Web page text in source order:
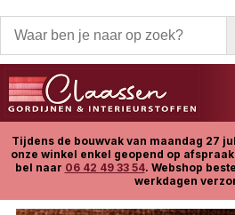
Tijdens de bouwvak van maandag 27
onze winkel enkel geopend op
bel naar 06 42 49 33 54. Webshop
werkdagen